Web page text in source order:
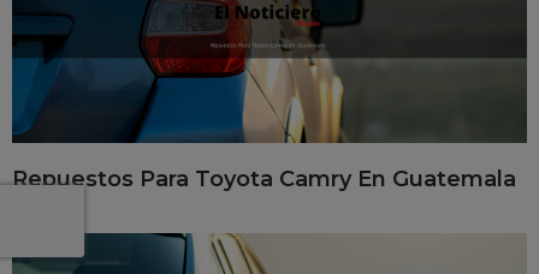
Repuestos Para Toyota Camry En Guatemala